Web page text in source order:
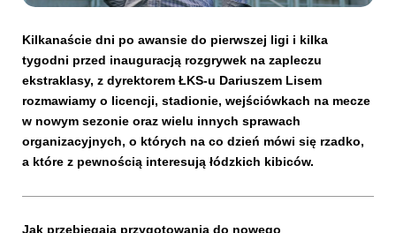
Kilkanaście dni po awansie do pierwszej ligi i kilka
tygodni przed inauguracją rozgrywek na zapleczu
ekstraklasy, z dyrektorem ŁKS-u Dariuszem Lisem
rozmawiamy o licencji, stadionie, wejściówkach na mecze
w nowym sezonie oraz wielu innych sprawach
organizacyjnych, o których na co dzień mówi się rzadko,
a które z pewnością interesują łódzkich kibiców.
Jak przebiegają przygotowania do nowego